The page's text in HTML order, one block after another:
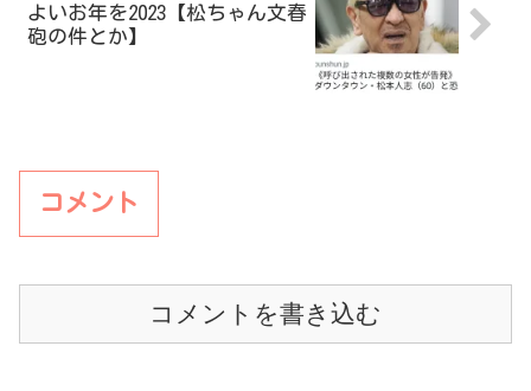
よいお年を2023【松ちゃん文春
砲の件とか】
コメント
コメントを書き込む